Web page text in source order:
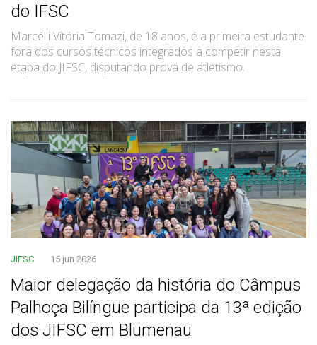
do IFSC
Marcélli Vitória Tomazi, de 18 anos, é a primeira estudante
fora dos cursos técnicos integrados a competir nesta
etapa do JIFSC, disputando prova de atletismo.
JIFSC 15 jun 2026
Maior delegação da história do Câmpus
Palhoça Bilíngue participa da 13ª edição
dos JIFSC em Blumenau